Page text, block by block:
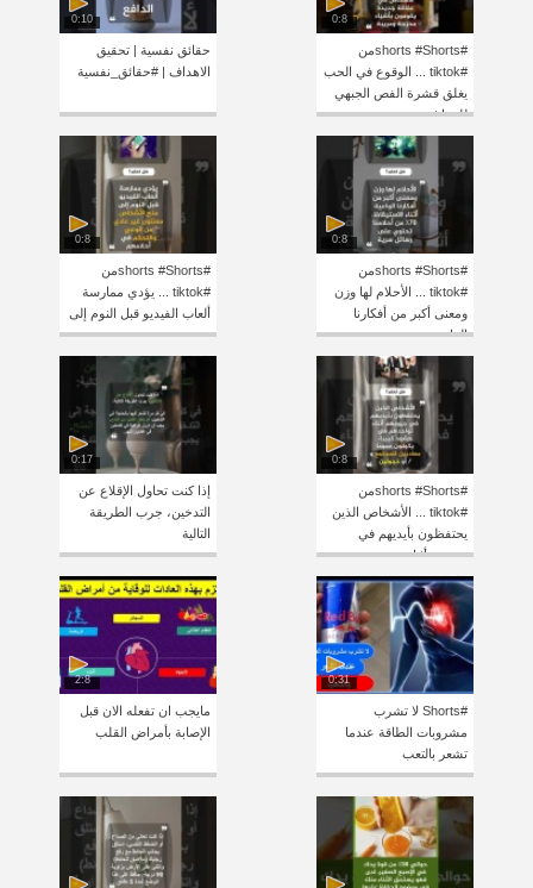
0:8
#shorts #Shortsمن
#tiktok ... الوقوع في الحب
يغلق قشرة الفص الجبهي
للدماغ
0:10
حقائق نفسية | تحقيق
الاهداف | #حقائق_نفسية
0:8
#shorts #Shortsمن
#tiktok ... الأحلام لها وزن
ومعنى أكبر من أفكارنا
الواعية
0:8
#shorts #Shortsمن
#tiktok ... يؤدي ممارسة
ألعاب الفيديو قبل النوم إلى
0:8
#shorts #Shortsمن
#tiktok ... الأشخاص الذين
يحتفظون بأيديهم في
جيوبهم أثناء
0:17
إذا كنت تحاول الإقلاع عن
التدخين، جرب الطريقة
التالية
0:31
#Shorts لا تشرب
مشروبات الطاقة عندما
تشعر بالتعب
2:8
مايجب ان تفعله الان قبل
الإصابة بأمراض القلب